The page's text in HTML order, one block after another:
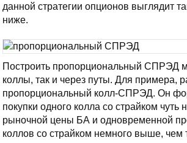
данной стратегии опционов выглядит
ниже.
Построить пропорциональный СПРЭД
коллы, так и через путы. Для примера,
пропорциональный колл-СПРЭД. Он
покупки одного колла со страйком чуть
рыночной цены БА и одновременной
коллов со страйком немного выше, чем